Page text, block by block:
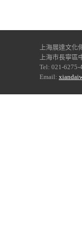
上海展達文化
上海市長寧區
Tel: 021-6275-
Email: